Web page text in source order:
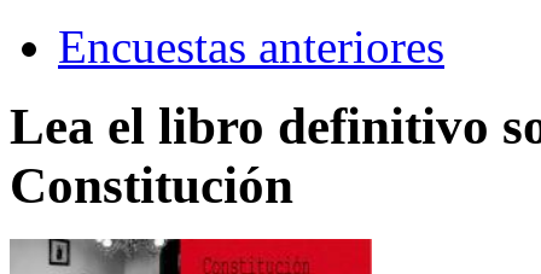
Encuestas anteriores
Lea el libro definitivo
Constitución